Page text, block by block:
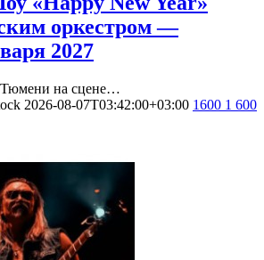
оркестром —
2027
Тюмени на сцене…
2026-08-07T03:42:00+03:00 1600 1 600